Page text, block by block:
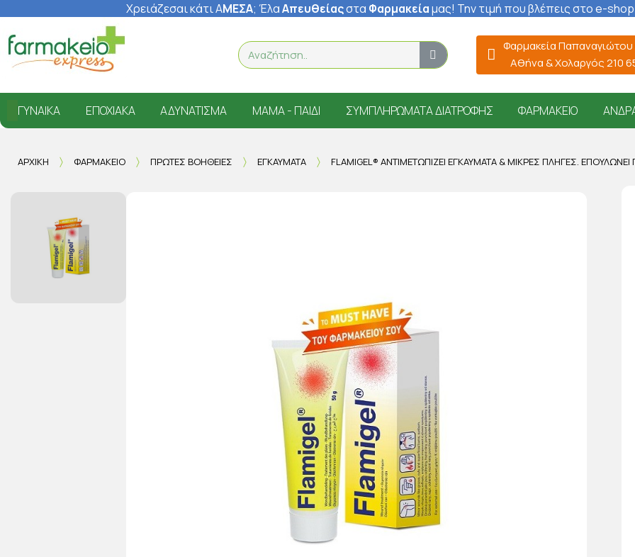
Χρειάζεσαι κάτι ΑΜΕΣΑ; ΈλαΑπευθείαςστα Φαρμακείαμας! Την τιμή που βλέπεις στο e-
Φαρμακεία Παπαναγιώτου
Αθήνα & Χολαργός 210
ΓΥΝΑΊΚΑ ΕΠΟΧΙΑΚΆ ΑΔΥΝΆΤΙΣΜΑ ΜΑΜΆ - ΠΑΙΔΊ ΣΥΜΠΛΗΡΏΜΑΤΑ ΔΙΑΤΡΟΦΉΣ ΦΑΡΜΑΚΕΊΟ
ΑΡΧΙΚΉ ΦΑΡΜΑΚΕΊΟ ΠΡΏΤΕΣ ΒΟΉΘΕΙΕΣ ΕΓΚΑΎΜΑΤΑ FLAMIGEL® ΑΝΤΙΜΕΤΩΠΊΖΕΙ ΕΓΚΑΎΜΑΤΑ & ΜΙΚΡΈΣ ΠΛΗΓΈΣ.